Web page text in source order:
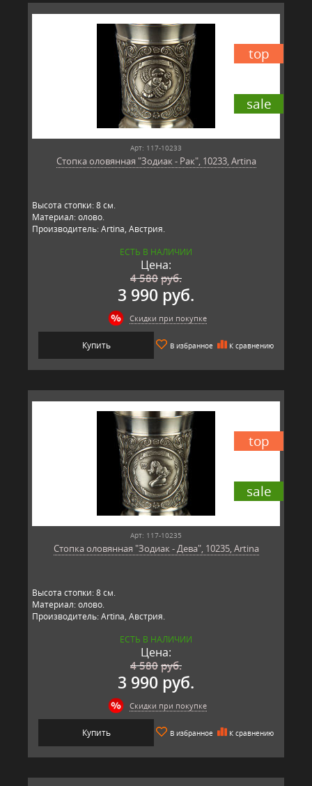
sale
top
Арт: 117-10233
Стопка оловянная "Зодиак - Рак", 10233, Artina
Высота стопки: 8 см.
Материал: олово.
Производитель: Artina, Австрия.
ЕСТЬ В НАЛИЧИИ
Цена:
4 580руб.
3 990 руб.
Скидки при покупке
Купить В избранное К сравнению
sale
top
Арт: 117-10235
Стопка оловянная "Зодиак - Дева", 10235, Artina
Высота стопки: 8 см.
Материал: олово.
Производитель: Artina, Австрия.
ЕСТЬ В НАЛИЧИИ
Цена:
4 580руб.
3 990 руб.
Скидки при покупке
Купить В избранное К сравнению